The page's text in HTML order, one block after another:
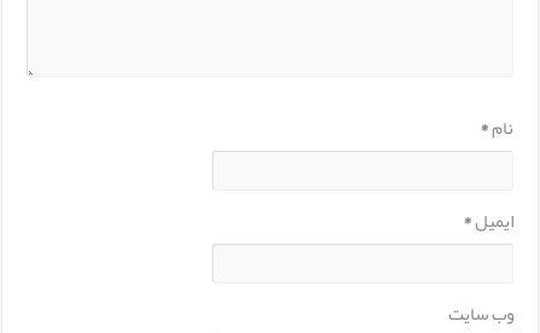
نام*
ایمیل*
وب‌ سایت